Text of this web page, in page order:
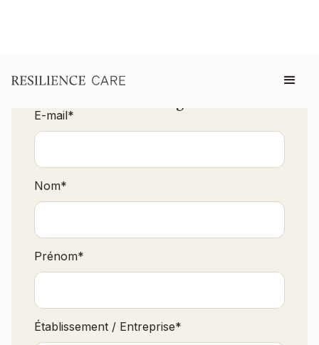
E-mail*
Nom*
Prénom*
Établissement / Entreprise*